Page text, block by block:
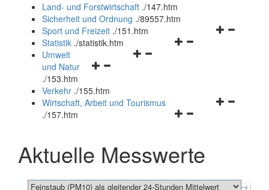
und
schließen
Land- und Forstwirtschaft ./147.htm
Sicherheit und Ordnung ./89557.htm
Navigationsmenü
Sport und Freizeit ./151.htm
Navigationsmenü
Statistik ./statistik.htm
Navigationsmenü
und
schließen
Umwelt
und Natur
./153.htm
Verkehr ./155.htm
Navigationsmenü
schließen
Wirtschaft, Arbeit und Tourismus
./157.htm
Aktuelle Messwerte